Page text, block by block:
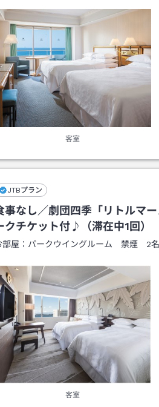
客室
JTBプラン
事なし／劇団四季「リトルマ
クチケット付♪（滞在中1回）
部屋： パークウイングルーム 禁煙 2名
客室